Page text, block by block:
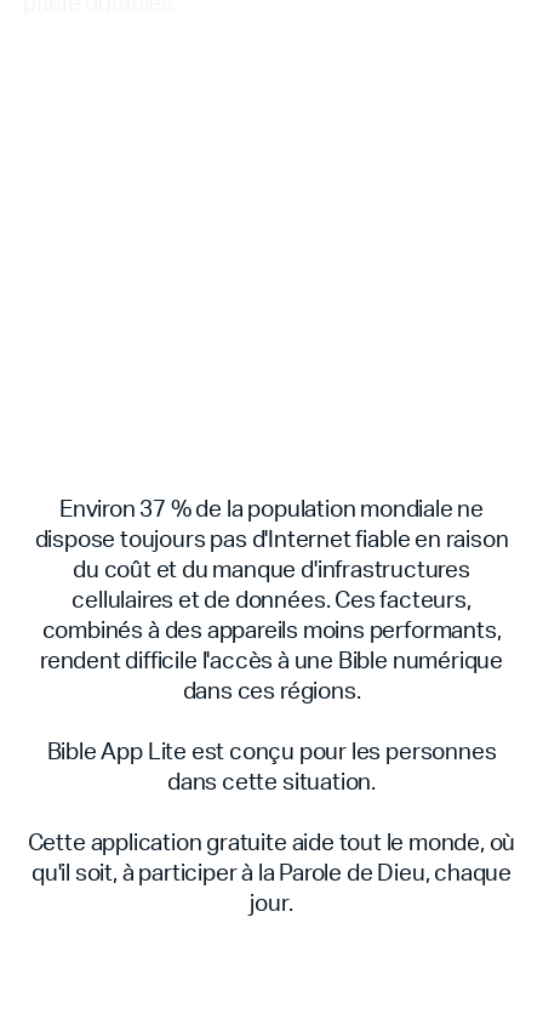
Environ 37 % de la population mondiale ne
dispose toujours pas d'Internet fiable en raison
du coût et du manque d'infrastructures
cellulaires et de données. Ces facteurs,
combinés à des appareils moins performants,
rendent difficile l'accès à une Bible numérique
dans ces régions.
Bible App Lite est conçu pour les personnes
dans cette situation.
Cette application gratuite aide tout le monde, où
qu'il soit, à participer à la Parole de Dieu, chaque
jour.